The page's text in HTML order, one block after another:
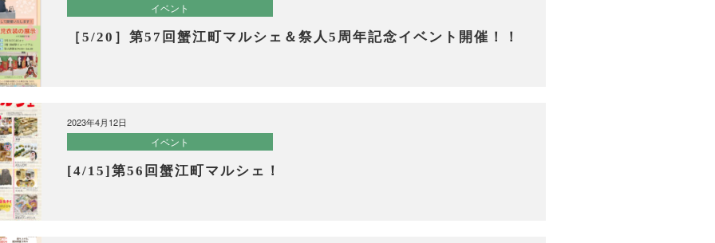
イベント
［5/20］第57回蟹江町マルシェ＆祭人5周年記念イベント開催！！
2023年4月12日
イベント
[4/15]第56回蟹江町マルシェ！